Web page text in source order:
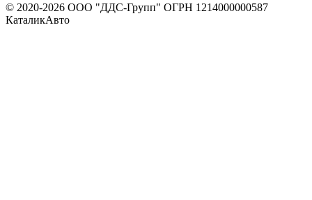
© 2020-2026 ООО "ДДС-Групп" ОГРН 1214000000587
КаталикАвто